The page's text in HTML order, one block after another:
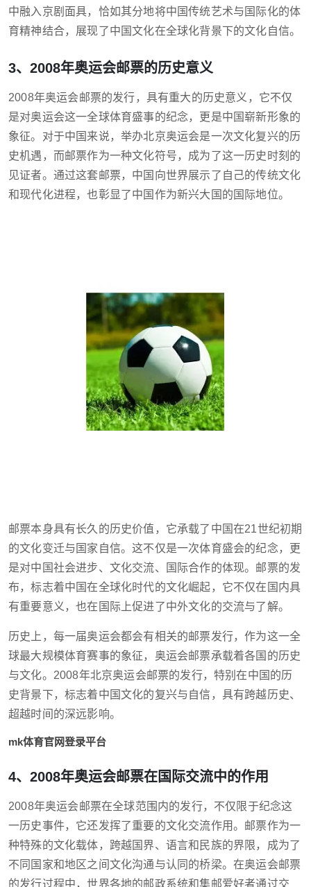
中融入京剧面具，恰如其分地将中国传统艺术与国际化的体
育精神结合，展现了中国文化在全球化背景下的文化自信。
3、2008年奥运会邮票的历史意义
2008年奥运会邮票的发行，具有重大的历史意义，它不仅
是对奥运会这一全球体育盛事的纪念，更是中国崭新形象的
象征。对于中国来说，举办北京奥运会是一次文化复兴的历
史机遇，而邮票作为一种文化符号，成为了这一历史时刻的
见证者。通过这套邮票，中国向世界展示了自己的传统文化
和现代化进程，也彰显了中国作为新兴大国的国际地位。
邮票本身具有长久的历史价值，它承载了中国在21世纪初期
的文化变迁与国家自信。这不仅是一次体育盛会的纪念，更
是对中国社会进步、文化交流、国际合作的体现。邮票的发
布，标志着中国在全球化时代的文化崛起，它不仅在国内具
有重要意义，也在国际上促进了中外文化的交流与了解。
历史上，每一届奥运会都会有相关的邮票发行，作为这一全
球最大规模体育赛事的象征，奥运会邮票承载着各国的历史
与文化。2008年北京奥运会邮票的发行，特别在中国的历
史背景下，标志着中国文化的复兴与自信，具有跨越历史、
超越时间的深远影响。
mk体育官网登录平台
4、2008年奥运会邮票在国际交流中的作用
2008年奥运会邮票在全球范围内的发行，不仅限于纪念这
一历史事件，它还发挥了重要的文化交流作用。邮票作为一
种特殊的文化载体，跨越国界、语言和民族的界限，成为了
不同国家和地区之间文化沟通与认同的桥梁。在奥运会邮票
的发行过程中，世界各地的邮政系统和集邮爱好者通过交